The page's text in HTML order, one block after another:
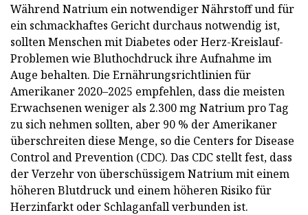
Während Natrium ein notwendiger Nährstoff und für
ein schmackhaftes Gericht durchaus notwendig ist,
sollten Menschen mit Diabetes oder Herz-Kreislauf-
Problemen wie Bluthochdruck ihre Aufnahme im
Auge behalten. Die Ernährungsrichtlinien für
Amerikaner 2020–2025 empfehlen, dass die meisten
Erwachsenen weniger als 2.300 mg Natrium pro Tag
zu sich nehmen sollten, aber 90 % der Amerikaner
überschreiten diese Menge, so die Centers for Disease
Control and Prevention (CDC). Das CDC stellt fest, dass
der Verzehr von überschüssigem Natrium mit einem
höheren Blutdruck und einem höheren Risiko für
Herzinfarkt oder Schlaganfall verbunden ist.